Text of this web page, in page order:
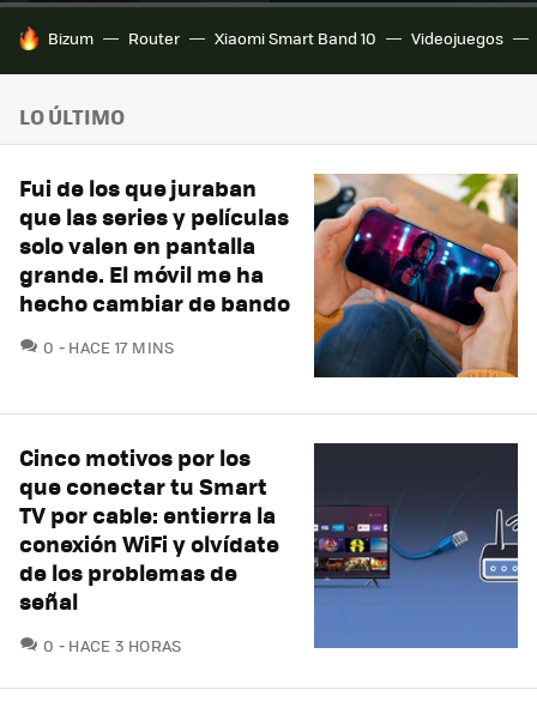
HOY SE HABLA DE
Bizum Router Xiaomi Smart Band 10 Videojuegos
LO ÚLTIMO
Fui de los que juraban
que las series y películas
solo valen en pantalla
grande. El móvil me ha
hecho cambiar de bando
0 COMENTARIOS
HACE 17 MINS
Cinco motivos por los
que conectar tu Smart
TV por cable: entierra la
conexión WiFi y olvídate
de los problemas de
señal
0 COMENTARIOS
HACE 3 HORAS